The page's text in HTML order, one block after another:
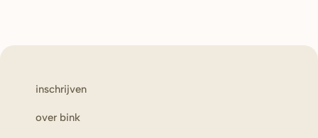
inschrijven
over bink